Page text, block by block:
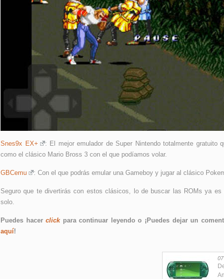
Snes9x EX+
: El mejor emulador de Super Nintendo totalmente gratuito
como el clásico Mario Bross 3 con el que podíamos volar.
GBCemu : Con el que podrás emular una Gameboy y jugar al clásico
Seguro que te divertirás con estos clásicos, lo de buscar las ROMs ya es
solo.
Puedes hacerclickpara continuar leyendo o ¡Puedes dejar un
aquí!